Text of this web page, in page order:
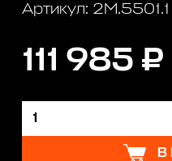
Артикул: 2M.5501.1
111 985 ₽
В